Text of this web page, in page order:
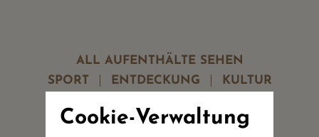
ALL AUFENTHÄLTE SEHEN
SPORT
ENTDECKUNG KULTUR
Cookie-Verwaltung